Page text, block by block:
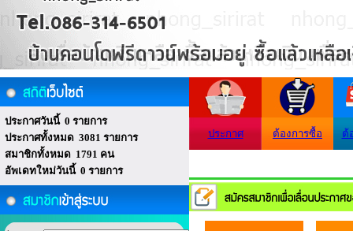
ประกาศวันนี้ 0 รายการ
ประกาศทั้งหมด 3081 รายการ
สมาชิกทั้งหมด 1791 คน
อัพเดทใหม่วันนี้ 0 รายการ
ประกาศ ต้องการซื้อ ต้